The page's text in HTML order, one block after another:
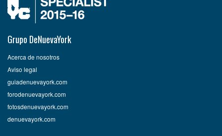
Grupo DeNuevaYork
Acerca de nosotros
Aviso legal
guiadenuevayork.com
forodenuevayork.com
fotosdenuevayork.com
denuevayork.com